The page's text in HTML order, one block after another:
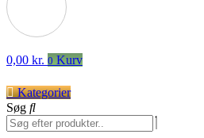
0,00 kr. 0 Kurv
Kategorier
Søg